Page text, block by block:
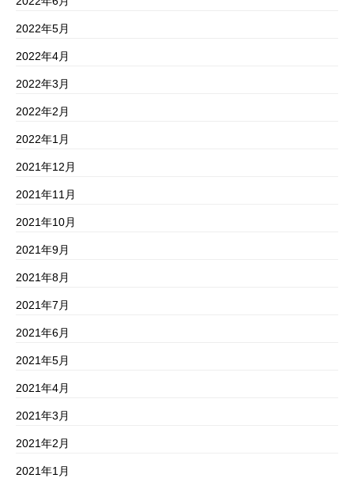
2022年5月
2022年4月
2022年3月
2022年2月
2022年1月
2021年12月
2021年11月
2021年10月
2021年9月
2021年8月
2021年7月
2021年6月
2021年5月
2021年4月
2021年3月
2021年2月
2021年1月